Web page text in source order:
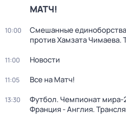
МАТЧ!
10:00
Смешанные
против Хамзата
11:00 Новости
11:05 Все на Матч!
13:30
Футбол. Чемпионат мира-
Франция - Англия.